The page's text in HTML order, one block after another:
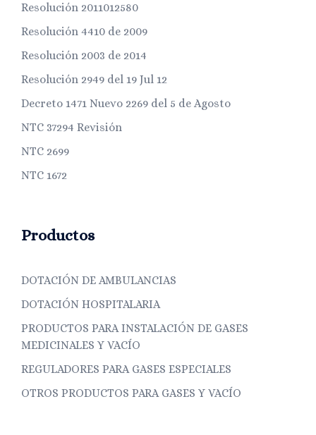
Resolución 2011012580
Resolución 4410 de 2009
Resolución 2003 de 2014
Resolución 2949 del 19 Jul 12
Decreto 1471 Nuevo 2269 del 5 de Agosto
NTC 37294 Revisión
NTC 2699
NTC 1672
Productos
DOTACIÓN DE AMBULANCIAS
DOTACIÓN HOSPITALARIA
PRODUCTOS PARA INSTALACIÓN DE GASES
MEDICINALES Y VACÍO
REGULADORES PARA GASES ESPECIALES
OTROS PRODUCTOS PARA GASES Y VACÍO